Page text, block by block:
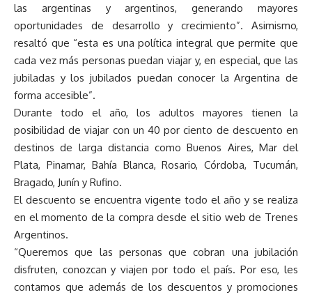
las argentinas y argentinos, generando mayores
oportunidades de desarrollo y crecimiento”. Asimismo,
resaltó que “esta es una política integral que permite que
cada vez más personas puedan viajar y, en especial, que las
jubiladas y los jubilados puedan conocer la Argentina de
forma accesible”.
Durante todo el año, los adultos mayores tienen la
posibilidad de viajar con un 40 por ciento de descuento en
destinos de larga distancia como Buenos Aires, Mar del
Plata, Pinamar, Bahía Blanca, Rosario, Córdoba, Tucumán,
Bragado, Junín y Rufino.
El descuento se encuentra vigente todo el año y se realiza
en el momento de la compra desde el sitio web de Trenes
Argentinos.
“Queremos que las personas que cobran una jubilación
disfruten, conozcan y viajen por todo el país. Por eso, les
contamos que además de los descuentos y promociones